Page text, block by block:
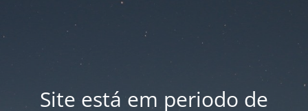
Site está em periodo de